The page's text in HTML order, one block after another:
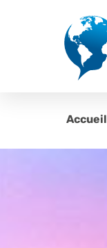
Accueil